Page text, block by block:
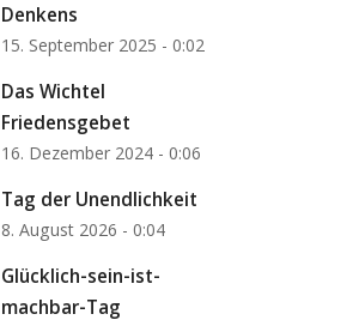
Denkens
15. September 2025 - 0:02
Das Wichtel
Friedensgebet
16. Dezember 2024 - 0:06
Tag der Unendlichkeit
8. August 2026 - 0:04
Glücklich-sein-ist-
machbar-Tag